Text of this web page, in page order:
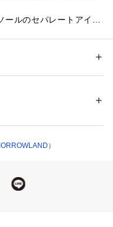
ルのセパレートアイテ
プ刺繍を周囲に施してい
でボタンを前にして着
シルク　[キャミソール]　シ
自然乾燥、アイロン仕上げ
タグをご覧ください
）